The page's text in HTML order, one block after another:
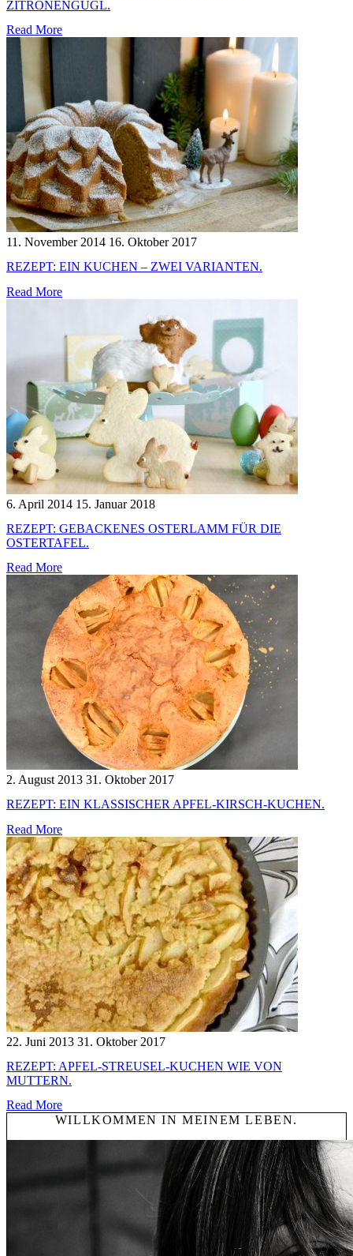
ZITRONENGUGL.
Read More
11. November 2014 16. Oktober 2017
REZEPT: EIN KUCHEN – ZWEI VARIANTEN.
Read More
6. April 2014 15. Januar 2018
REZEPT: GEBACKENES OSTERLAMM FÜR DIE
OSTERTAFEL.
Read More
2. August 2013 31. Oktober 2017
REZEPT: EIN KLASSISCHER APFEL-KIRSCH-KUCHEN.
Read More
22. Juni 2013 31. Oktober 2017
REZEPT: APFEL-STREUSEL-KUCHEN WIE VON
MUTTERN.
Read More
WILLKOMMEN IN MEINEM LEBEN.